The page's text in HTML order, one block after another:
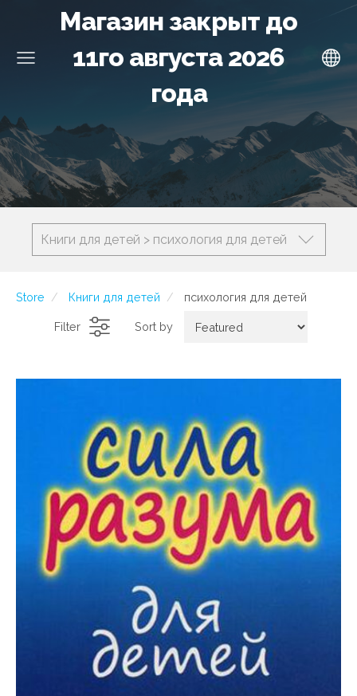
Магазин закрыт до
11го августа 2026
года
Книги для детей > психология для детей
Store Книги для детей психология для детей
Filter Sort by